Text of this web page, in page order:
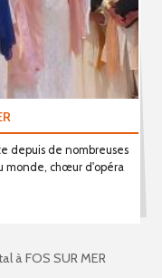
depuis de nombreuses
monde, chœur d'opéra
à FOS SUR MER